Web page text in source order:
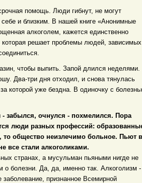
помощь. Люди гибнут, не могут
и близким. В нашей книге «Анонимные
алкоголем, кажется единственно
решает проблемы людей, зависимых
чтобы выпить. Запой длился неделями.
Два-три дня отходил, и снова тянулась
которой уже бездна. В одиночку с
забылся, очнулся - похмелился. Пора
люди разных профессий:
то общество неизлечимо больное. Пьют в
все стали алкоголиками.
странах, а мусульман пьяными нигде не
болезни. Да, да, именно так. Алкоголизм -
признанное Всемирной